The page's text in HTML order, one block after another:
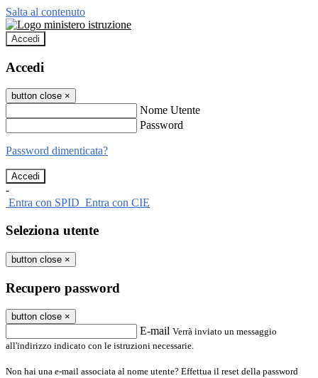
Salta al contenuto
Accedi
Accedi
button close ×
Nome Utente
Password
Password dimenticata?
-
Entra con SPID Entra con CIE
Seleziona utente
button close ×
Recupero password
button close ×
E-mail Verrà inviato un messaggio
all'indirizzo indicato con le istruzioni necessarie.
Non hai una e-mail associata al nome utente? Effettua il reset della password